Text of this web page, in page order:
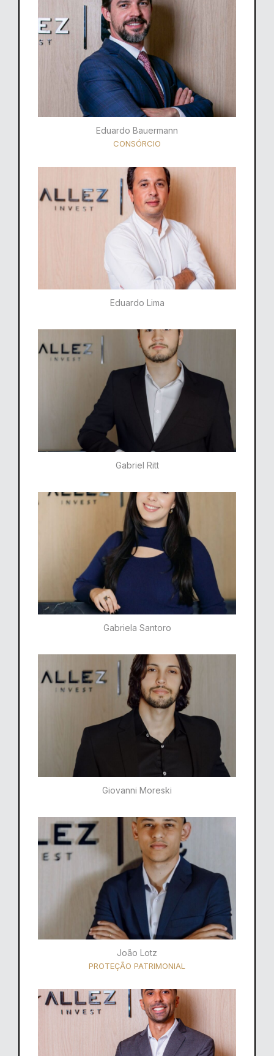
Eduardo Bauermann
CONSÓRCIO
Eduardo Lima
Gabriel Ritt
Gabriela Santoro​
Giovanni Moreski
João Lotz
PROTEÇÃO PATRIMONIAL